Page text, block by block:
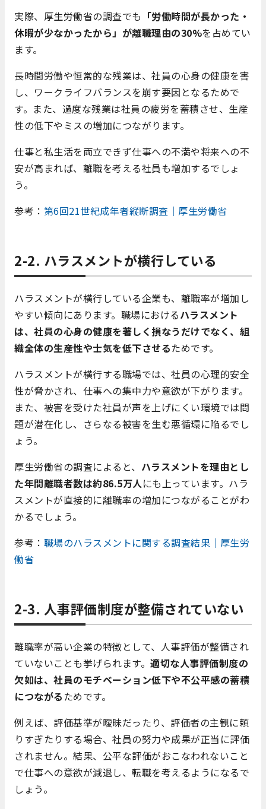
実際、厚生労働省の調査でも 「労働時間が長かった・
休暇が少なかったから」が離職理由の30%を占めてい
ます。
長時間労働や恒常的な残業は、社員の心身の健康を害
し、ワークライフバランスを崩す要因となるためで
す。また、過度な残業は社員の疲労を蓄積させ、生産
性の低下やミスの増加につながります。
仕事と私生活を両立できず仕事への不満や将来への不
安が高まれば、離職を考える社員も増加するでしょ
う。
参考： 第6回21世紀成年者縦断調査｜厚生労働省
2-2. ハラスメントが横行している
ハラスメントが横行している企業も、離職率が増加し
やすい傾向にあります。職場におけるハラスメント
は、社員の心身の健康を著しく損なうだけでなく、組
織全体の生産性や士気を低下させるためです。
ハラスメントが横行する職場では、社員の心理的安全
性が脅かされ、仕事への集中力や意欲が下がります。
また、被害を受けた社員が声を上げにくい環境では問
題が潜在化し、さらなる被害を生む悪循環に陥るでし
ょう。
厚生労働省の調査によると、 ハラスメントを理由とし
た年間離職者数は約86.5万人にも上っています。ハラ
スメントが直接的に離職率の増加につながることがわ
かるでしょう。
参考： 職場のハラスメントに関する調査結果｜厚生労
働省
2-3. 人事評価制度が整備されていない
離職率が高い企業の特徴として、人事評価が整備され
ていないことも挙げられます。 適切な人事評価制度の
欠如は、社員のモチベーション低下や不公平感の蓄積
につながる ためです。
例えば、評価基準が曖昧だったり、評価者の主観に頼
りすぎたりする場合、社員の努力や成果が正当に評価
されません。結果、公平な評価がおこなわれないこと
で仕事への意欲が減退し、転職を考えるようになるで
しょう。